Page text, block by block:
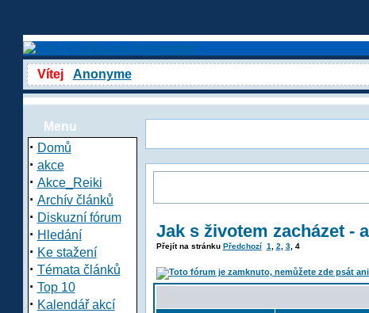
Vítej Anonyme
Menu
· Domů
· akce
· Akce_Reiki
· Archív článků
· Diskuzní fórum
· Hledání
· Ke stažení
· Témata článků
· Top 10
· Kalendář akcí
Jak s životem zacházet -
Přejít na stránku Předchozí 1 2 3, 4